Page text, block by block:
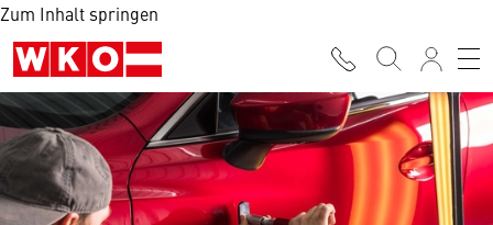
Zum Inhalt springen